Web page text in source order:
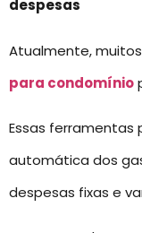
despesas
Atualmente,
para condomínio
Essas
automática dos
despesas fixas e